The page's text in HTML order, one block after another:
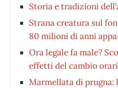
Storia e tradizioni
Strana creatura sul
80 milioni di anni
Ora legale fa male?
effetti del cambio
Marmellata di prugna: